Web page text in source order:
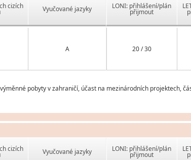
cizích Vyučované jazyky
A
LONI: přihlášení/plán
přijmout
20 / 30
pobyty v zahraničí, účast na mezinárodních projektech,
cizích Vyučované jazyky LONI: přihlášení/plán
přijmout